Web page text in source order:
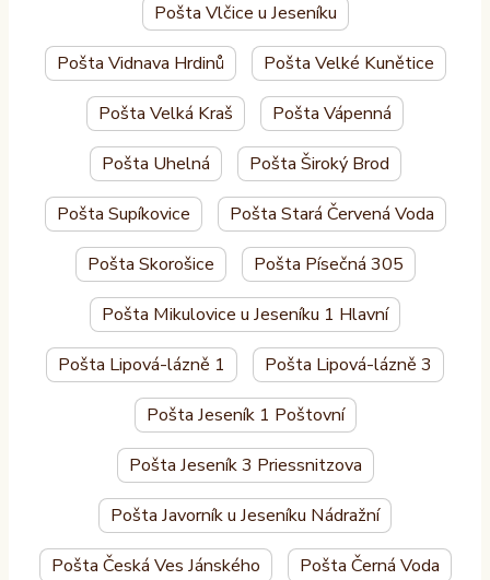
Pošta Vlčice u Jeseníku
Pošta Vidnava Hrdinů Pošta Velké Kunětice
Pošta Velká Kraš Pošta Vápenná
Pošta Uhelná Pošta Široký Brod
Pošta Supíkovice Pošta Stará Červená Voda
Pošta Skorošice Pošta Písečná 305
Pošta Mikulovice u Jeseníku 1 Hlavní
Pošta Lipová-lázně 1 Pošta Lipová-lázně 3
Pošta Jeseník 1 Poštovní
Pošta Jeseník 3 Priessnitzova
Pošta Javorník u Jeseníku Nádražní
Pošta Česká Ves Jánského Pošta Černá Voda